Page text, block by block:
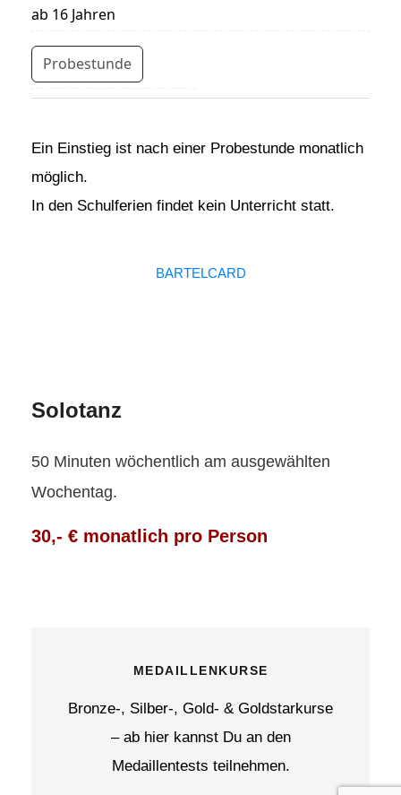
ab 16 Jahren
Probestunde
Ein Einstieg ist nach einer Probestunde monatlich
möglich.
In den Schulferien findet kein Unterricht statt.
BARTELCARD
Solotanz
50 Minuten wöchentlich am ausgewählten
Wochentag.
30,- € monatlich pro Person
MEDAILLENKURSE
Bronze-, Silber-, Gold- & Goldstarkurse
– ab hier kannst Du an den
Medaillentests teilnehmen.